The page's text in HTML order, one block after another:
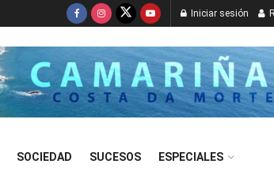
Iniciar sesión
SOCIEDAD SUCESOS ESPECIALES